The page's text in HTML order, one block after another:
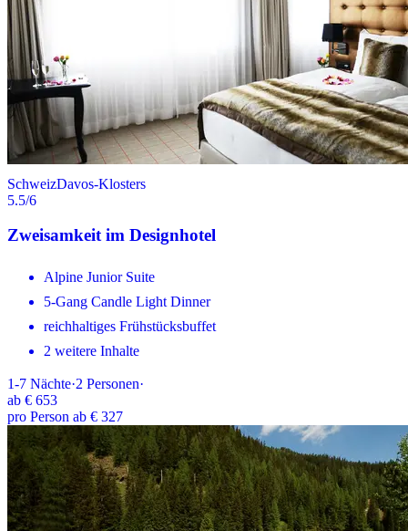
SchweizDavos-Klosters
5.5/6
Zweisamkeit im Designhotel
Alpine Junior Suite
5-Gang Candle Light Dinner
reichhaltiges Frühstücksbuffet
2 weitere Inhalte
1-7 Nächte·2 Personen·
ab € 653
pro Person ab € 327